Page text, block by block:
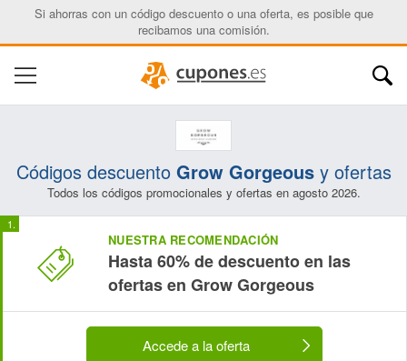
Si ahorras con un código descuento o una oferta, es posible que
recibamos una comisión.
Códigos descuento Grow Gorgeousy ofertas
Todos los códigos promocionales y ofertas en agosto 2026.
NUESTRA RECOMENDACIÓN
Hasta 60% de descuento en las
ofertas en Grow Gorgeous
Accede a la oferta